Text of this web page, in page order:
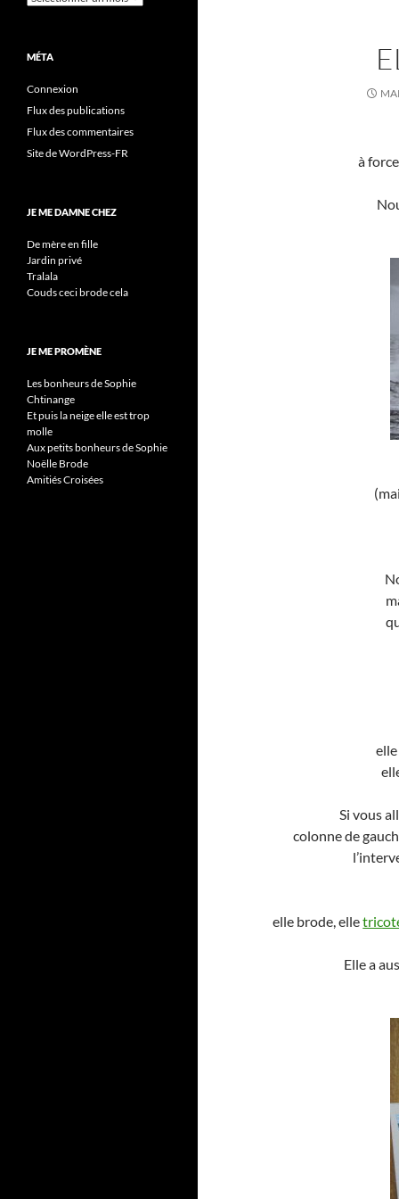
à
Si vous
colonne de
elle brode, elle
Elle a
MÉTA
Connexion
Flux des publications
Flux des commentaires
Site de WordPress-FR
JE ME DAMNE CHEZ
De mère en fille
Jardin privé
Tralala
Couds ceci brode cela
JE ME PROMÈNE
Les bonheurs de Sophie
Chtinange
Et puis la neige elle est trop
molle
Aux petits bonheurs de Sophie
Noëlle Brode
Amitiés Croisées